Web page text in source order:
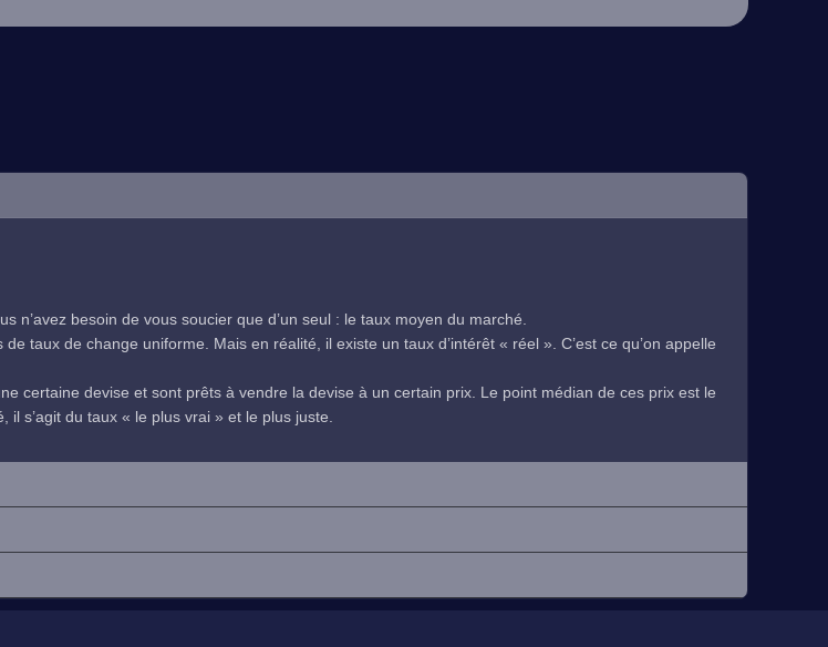
besoin de vous soucier que d’un seul : le taux moyen du marché.
taux de change uniforme. Mais en réalité, il existe un taux d’intérêt « réel ». C’est ce qu’on appelle
certaine devise et sont prêts à vendre la devise à un certain prix. Le point médian de ces prix est le
s’agit du taux « le plus vrai » et le plus juste.